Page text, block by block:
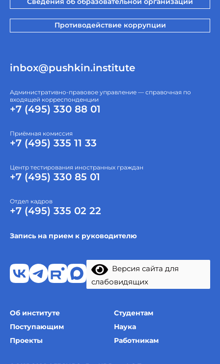
Противодействие коррупции
inbox@pushkin.institute
Административно-правовое управление — справочная по
входящей корреспонденции
+7 (495) 330 88 01
Приёмная комиссия
+7 (495) 335 11 33
Центр тестирования иностранных граждан
+7 (495) 330 85 01
Отдел кадров
+7 (495) 335 02 22
Запись на прием к руководителю
Версия сайта для
слабовидящих
Об институте
Студентам
Поступающим
Наука
Проекты
Работникам